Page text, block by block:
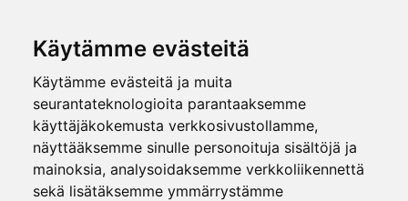
Käytämme evästeitä
Käytämme evästeitä ja muita
seurantateknologioita parantaaksemme
käyttäjäkokemusta verkkosivustollamme,
näyttääksemme sinulle personoituja sisältöjä ja
mainoksia, analysoidaksemme verkkoliikennettä
sekä lisätäksemme ymmärrystämme